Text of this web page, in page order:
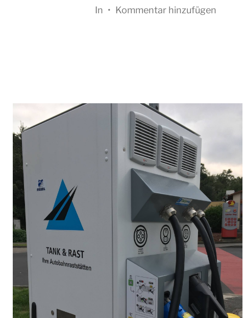
In • Kommentar hinzufügen